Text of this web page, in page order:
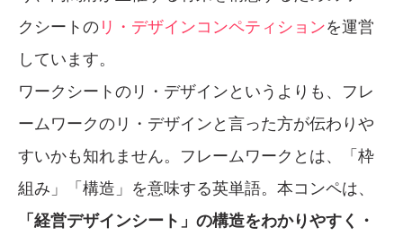
クシートのリ・デザインコンペティションを運営
しています。
ワークシートのリ・デザインというよりも、フレ
ームワークのリ・デザインと言った方が伝わりや
すいかも知れません。フレームワークとは、「枠
組み」「構造」を意味する英単語。本コンペは、
「経営デザインシート」の構造をわかりやすく・